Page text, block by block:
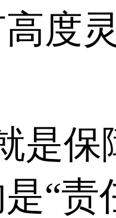
度
是保
“